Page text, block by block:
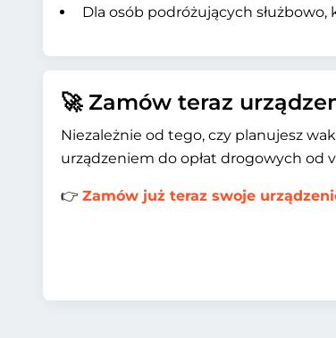
Dla osób podróżujących służbowo,
🚀 Zamów teraz
Niezależnie od tego, czy planujesz
urządzeniem do opłat drogowych od
👉 Zamów już teraz swoje